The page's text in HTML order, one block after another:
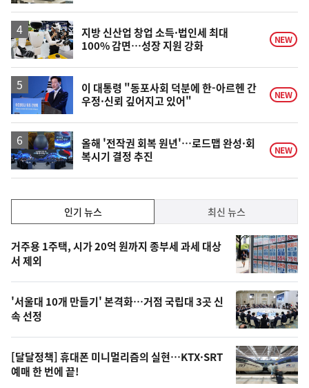
일
지방 신산업 창업 소득·법인세 최대
100% 감면…성장 지원 강화
NEW
이 대통령 "동포사회 덕분에 한-아르헨 간
우정·신뢰 깊어지고 있어"
NEW
올해 '전작권 회복 원년'…로드맵 완성·회
복시기 결정 추진
NEW
기,
최
신,
오
늘
의
영
상
인기 뉴스 최신 뉴스
기
뉴
스
거주용 1주택, 시가 20억 원까지 종부세 과세 대상
서 제외
'서울대 10개 만들기' 본격화…거점 국립대 3곳 신
속 선정
[달달정책] 휴대폰 미니멀리즘의 실현…KTX·SRT
예매 한 번에 끝!